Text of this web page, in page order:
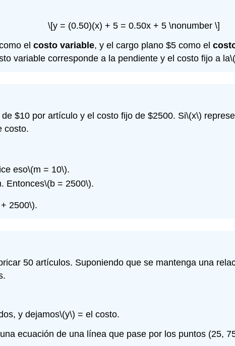
\[y = (0.50)(x) + 5 = 0.50x + 5 \nonumber \]
el costo variable, y el cargo plano $5 como el
variable corresponde a la pendiente y el costo fijo a la
$10 por artículo y el costo fijo de $2500. Si\(x\)
costo.
eso\(m = 10\).
Entonces\(b = 2500\).
2500\).
50 artículos. Suponiendo que se mantenga una
y dejamos\(y\) = el costo.
ecuación de una línea que pase por los puntos (25,